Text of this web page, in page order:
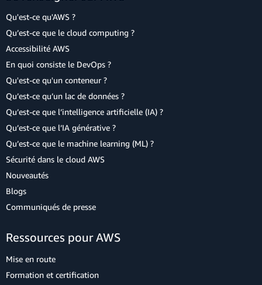
Qu'est-ce qu'AWS ?
Qu’est-ce que le cloud computing ?
Accessibilité AWS
En quoi consiste le DevOps ?
Qu'est-ce qu'un conteneur ?
Qu’est-ce qu’un lac de données ?
Qu’est-ce que l’intelligence artificielle (IA) ?
Qu’est-ce que l’IA générative ?
Qu’est-ce que le machine learning (ML) ?
Sécurité dans le cloud AWS
Nouveautés
Blogs
Communiqués de presse
Ressources pour AWS
Mise en route
Formation et certification